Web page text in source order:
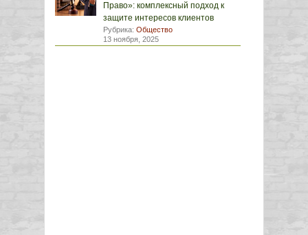
Право»: комплексный подход к
защите интересов клиентов
Рубрика: Общество
13 ноября, 2025